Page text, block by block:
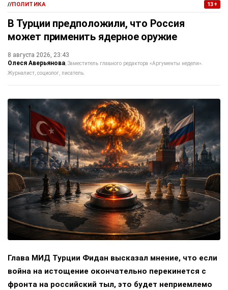
//ПОЛИТИКА 13+
В Турции предположили, что Россия
может применить ядерное оружие
8 августа 2026, 23:43
Олеся Аверьянова Заместитель главного редактора «Аргументы недели».
Журналист, социолог, писатель.
Глава МИД Турции Фидан высказал мнение, что если
война на истощение окончательно перекинется с
фронта на российский тыл, это будет неприемлемо